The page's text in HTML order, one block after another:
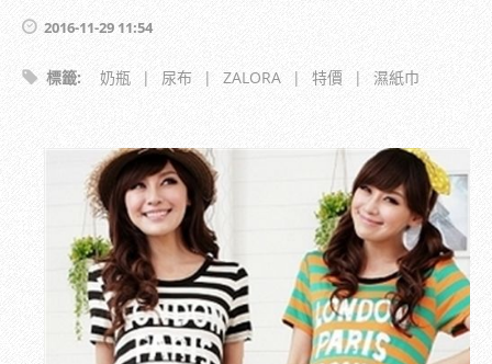
2016-11-29 11:54
標籤: 奶瓶 | 尿布 | ZALORA | 特價 | 濕紙巾